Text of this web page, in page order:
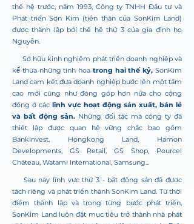
thế hệ trước, năm 1993, Công ty TNHH Đầu tư và
Phát triển Sơn Kim (tiền thân của SonKim Land)
được thành lập bởi thế hệ thứ 3 của gia đình họ
Nguyễn.
Sở hữu kinh nghiệm phát triển doanh nghiệp và
kế́ thừa những tinh hoa trong hai thế kỷ, SonKim
Land cam kết đưa doanh nghiệp bước lên một tầm
cao mới cũng như đóng góp hơn nữa cho cộng
đồng ở các lĩnh vực hoạt động sản xuất, bán lẻ
và bất động sản. Những đối tác mà công ty đã
thiết lập được quan hệ vững chắc bao gồm
BankInvest, Hongkong Land, Hamon
Developments, GS Retail, GS Shop, Pourcel
Château, Watami International, Samsung...
Sau này lĩnh vực thứ 3 - bất động sản đã được
tách riêng và phát triển thành SonKim Land. Từ thời
điểm thành lập và trong từng bước phát triển,
SonKim Land luôn đặt mục tiêu trở thành nhà phát